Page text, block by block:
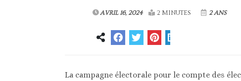
AVRIL 16, 2024 2 MINUTES 2 ANS
La campagne électorale pour le compte des